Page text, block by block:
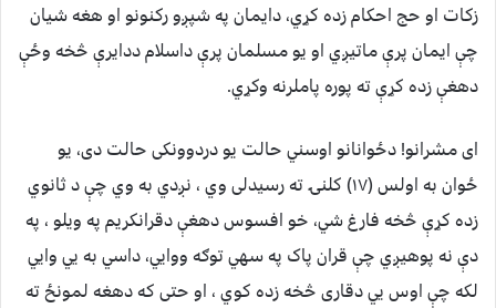
زکات او حج احکام زده کړي، دایمان په شپږو رکنونو او هغه شیان
چې ایمان پرې ماتيږي او یو مسلمان پرې داسلام ددایرې څخه وځې
دهغې زده کړې ته پوره پاملرنه وکړي.
ای مشرانو! دځوانانو اوسني حالت یو دردوونکی حالت دی، یو
ځوان به اولس (۱۷) کلنۍ ته رسيدلی وي ، نږدي به وي چې د ثانوي
زده کړې څخه فارغ شي، خو افسوس دهغې دقرانکریم په ویلو ، په
دې نه پوهيږي چې قران پاک په سهي توګه ووايي، داسي به يي وايي
لکه چې اوس يي دقاری څخه زده کوي ، او حتی که دهغه لمونځ ته